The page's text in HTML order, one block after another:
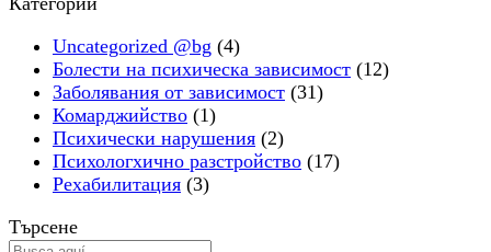
Uncategorized @bg (4)
Болести на психическа зависимост (12)
Заболявания от зависимост (31)
Комарджийство (1)
Психически нарушения (2)
Психологхично разстройство (17)
Рехабилитация (3)
Търсене